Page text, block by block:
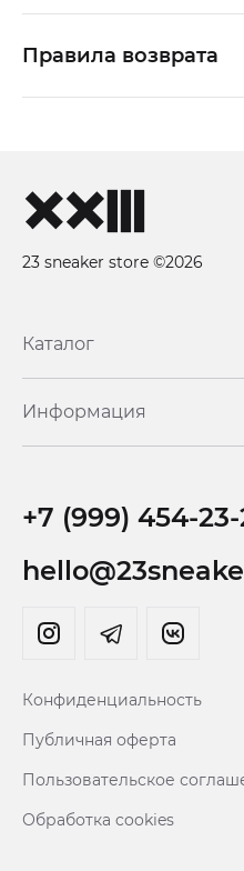
Правила возврата
23 sneaker store ©2026
Каталог
Информация
+7 (999) 454-23-
Конфиденциальность
Публичная оферта
Пользовательское
Обработка cookies